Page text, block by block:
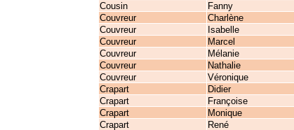
Cousin
Fanny
Couvreur
Charlène
Couvreur
Isabelle
Couvreur
Marcel
Couvreur
Mélanie
Couvreur
Nathalie
Couvreur
Véronique
Crapart
Didier
Crapart
Françoise
Crapart
Monique
Crapart
René